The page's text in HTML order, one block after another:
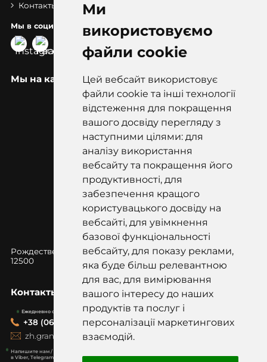
Ми
використовуємо
файли cookie
Цей вебсайт використовує
файли cookie та інші технології
відстеження для покращення
вашого досвіду перегляду з
наступними цілями: для
аналізу використання
вебсайту та покращення його
продуктивності, для
забезпечення кращого
користувацького досвіду на
вебсайті, для увімкнення
базової функціональності
вебсайту, для показу реклами,
яка буде більш релевантною
для вас, для вимірювання
вашого інтересу до наших
продуктів та послуг і
персоналізації маркетингових
взаємодій.
Контакты
Мы в социальных сетях:
Мы на карте
Рождественская 97к, Коростышев, Житомирскаяобласть,
12500
Контакты
Ежедневно с 9:00-19:00
+38 (067) 418-20-20
zh.graniti@gmail.com
Напишите нам / Задайте вопрос
в Viber, Telegram, WhatsApp